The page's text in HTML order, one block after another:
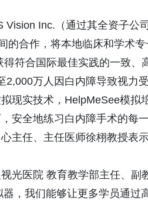
Vision Inc.（通过其全资子公
的合作，将本地临床和学术
符合国际最佳实践的一致
2,000万人因白内障导致视力
现实技术，HelpMeSee模
安全地练习白内障手术的每
主任、主任医师徐栩教授表
光医院 教育教学部主任、副
，我们能够让更多学员通